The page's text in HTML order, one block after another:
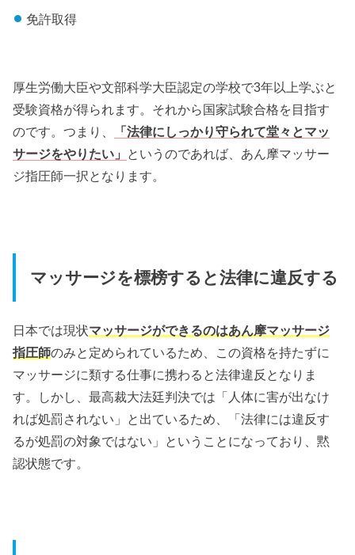
免許取得
厚生労働大臣や文部科学大臣認定の学校で3年以上学ぶと
受験資格が得られます。それから国家試験合格を目指す
のです。つまり、
「法律にしっかり守られて堂々とマッ
サージをやりたい」 というのであれば、あん摩マッサー
ジ指圧師一択となります。
マッサージを標榜すると法律に違反する
日本では現状マッサージができるのはあん摩マッサージ
指圧師のみと定められているため、この資格を持たずに
マッサージに類する仕事に携わると法律違反となりま
す。しかし、最高裁大法廷判決では「人体に害が出なけ
れば処罰されない」と出ているため、「法律には違反す
るが処罰の対象ではない」ということになっており、黙
認状態です。